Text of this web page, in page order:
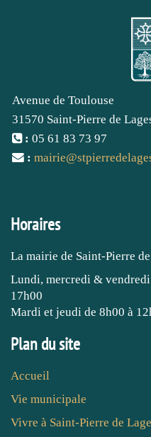
Avenue de Toulouse
31570 Saint-Pierre de
: 05 61 83 73 97
: mairie@
Horaires
La mairie de Saint-Pierre
Lundi, mercredi &
17h00
Mardi et jeudi de 8h00 à
Plan du site
Accueil
Vie municipale
Vivre à Saint-Pierre de